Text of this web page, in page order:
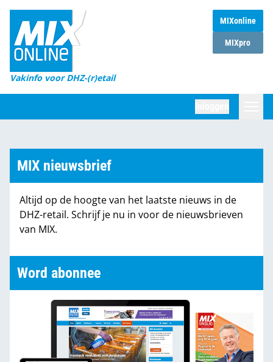
MIXonline
MIXpro
Vakinfo voor DHZ-(r)etail
Home
Magazines
DHZ Sessie
Marktcijfers
Partners
MIX nieuwsbrief
Altijd op de hoogte van het laatste nieuws in de
DHZ-retail. Schrijf je nu in voor de nieuwsbrieven
van MIX.
Word abonnee